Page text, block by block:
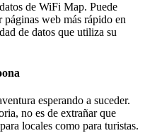
de WiFi Map. Puede
web más rápido en
de datos que utiliza su
esperando a suceder.
no es de extrañar que
locales como para turistas.